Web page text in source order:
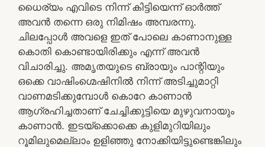
ധൈര്യം എവിടെ നിന്ന് കിട്ടിയെന്ന് ഓർത്ത്
അവൻ തന്നെ ഒരു നിമിഷം അമ്പരന്നു.
ചിലപ്പോൾ അവളെ ഇത് പോലെ കാണാനുള്ള
കൊതി കൊണ്ടായിരിക്കും എന്ന് അവൻ
വിചാരിച്ചു. അമൃതയുടെ ബ്രായും പാന്റിയും
ഒക്കെ വാഷിംഗ്മെഷിനിൽ നിന്ന് അടിച്ചുമാറ്റി
വാണമടിക്കുമ്പോൾ കൊറേ കാണാൻ
ആഗ്രഹിച്ചതാണ് ചേച്ചിക്കുട്ടിയെ മുഴുവനായും
കാണാൻ. ഇടയ്ക്കൊക്കെ കുളിമുറിയിലും
റൂമിലുമെല്ലാം ഉളിഞ്ഞു നോക്കിയിട്ടുണ്ടെങ്കിലും